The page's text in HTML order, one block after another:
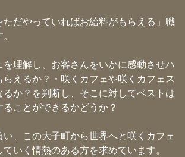
ただやっていればお給料がもらえる」職
理解し、お客さんをいかに感動させハ
えるか？・咲くカフェや咲くカフェス
るか？を判断し、そこに対してベストは
ことができるかどうか？
、この大子町から世界へと咲くカフェ
いく情熱のある方を求めています。